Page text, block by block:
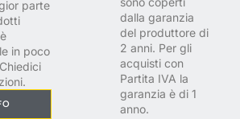
parte
in poco
dalla garanzia
del produttore di
2 anni. Per gli
acquisti con
Partita IVA la
garanzia è di 1
anno.